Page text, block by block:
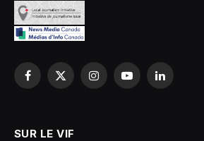
Facebook
X
InstagramYouTubeLinkedIn
SUR LE VIF